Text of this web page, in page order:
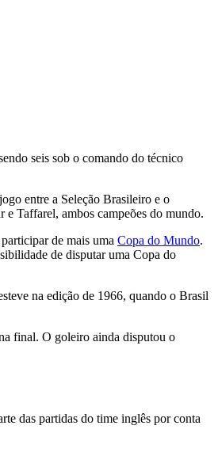
seis sob o comando do técnico
entre a Seleção Brasileiro e o
Taffarel, ambos campeões do mundo.
de mais uma Copa do Mundo.
de disputar uma Copa do
na edição de 1966, quando o Brasil
final. O goleiro ainda disputou o
das partidas do time inglês por conta